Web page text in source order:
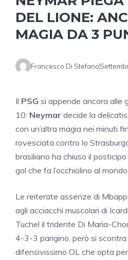
DEL LIONE:
MAGIA DA 3
Francesco Di Stefano
Il PSG si appende ancora alle
10: Neymar decide la
con un’altra magia nei minuti
rovesciata contro lo
brasiliano ha chiuso il
gol che fa l’occhiolino al
Le reiterate assenze di
agli acciacchi muscolari di
Tuchel il tridente Di Maria-
4-3-3 parigino, però si
difensivissimo OL che opta